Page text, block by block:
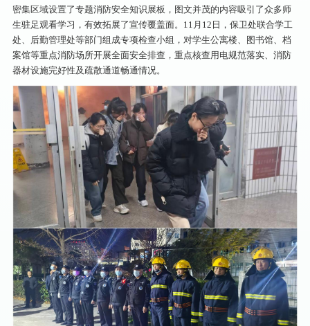
密集区域设置了专题消防安全知识展板，图文并茂的内容吸引了众多师
生驻足观看学习，有效拓展了宣传覆盖面。11月12日，保卫处联合学工
处、后勤管理处等部门组成专项检查小组，对学生公寓楼、图书馆、档
案馆等重点消防场所开展全面安全排查，重点核查用电规范落实、消防
器材设施完好性及疏散通道畅通情况。